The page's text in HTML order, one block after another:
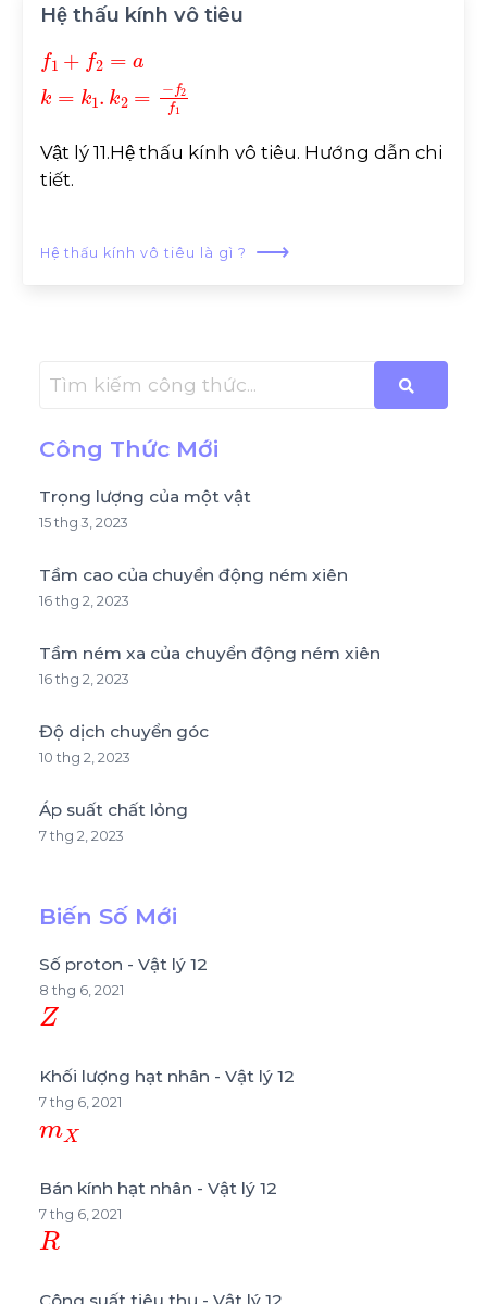
Hệ thấu kính vô tiêu
f 2 ak k2
f
Vật lý 11.Hệ thấu kính vô tiêu. Hướng dẫn chi
tiết.
Hệ thấu kính vô tiêu là gì ? ⟶
Công Thức Mới
Trọng lượng của một vật
15 thg 3, 2023
Tầm cao của chuyển động ném xiên
16 thg 2, 2023
Tầm ném xa của chuyển động ném xiên
16 thg 2, 2023
Độ dịch chuyển góc
10 thg 2, 2023
Áp suất chất lỏng
7 thg 2, 2023
Biến Số Mới
Số proton - Vật lý 12
8 thg 6, 2021
Z
Khối lượng hạt nhân - Vật lý 12
7 thg 6, 2021
mX
Bán kính hạt nhân - Vật lý 12
7 thg 6, 2021
R